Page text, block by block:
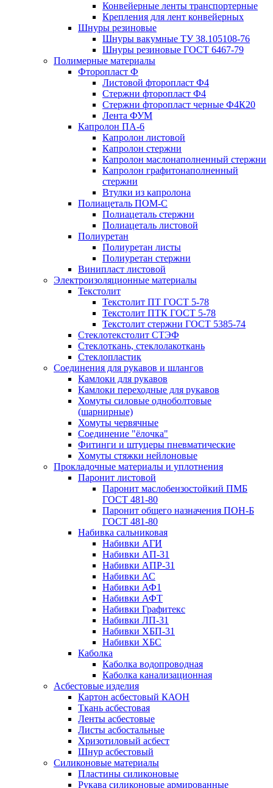
Конвейерные ленты транспортерные
Крепления для лент конвейерных
Шнуры резиновые
Шнуры вакумные ТУ 38.105108-76
Шнуры резиновые ГОСТ 6467-79
Полимерные материалы
Фторопласт Ф
Листовой фторопласт Ф4
Стержни фторопласт Ф4
Стержни фторопласт черные Ф4К20
Лента ФУМ
Капролон ПА-6
Капролон листовой
Капролон стержни
Капролон маслонаполненный стержни
Капролон графитонаполненный
стержни
Втулки из капролона
Полиацеталь ПОМ-С
Полиацеталь стержни
Полиацеталь листовой
Полиуретан
Полиуретан листы
Полиуретан стержни
Винипласт листовой
Электроизоляционные материалы
Текстолит
Текстолит ПТ ГОСТ 5-78
Текстолит ПТК ГОСТ 5-78
Текстолит стержни ГОСТ 5385-74
Стеклотекстолит СТЭФ
Стеклоткань, стеклолакоткань
Стеклопластик
Соединения для рукавов и шлангов
Камлоки для рукавов
Камлоки переходные для рукавов
Хомуты силовые одноболтовые
(шарнирные)
Хомуты червячные
Соединение "ёлочка"
Фитинги и штуцеры пневматические
Хомуты стяжки нейлоновые
Прокладочные материалы и уплотнения
Паронит листовой
Паронит маслобензостойкий ПМБ
ГОСТ 481-80
Паронит общего назначения ПОН-Б
ГОСТ 481-80
Набивка сальниковая
Набивки АГИ
Набивки АП-31
Набивки АПР-31
Набивки АС
Набивки АФ1
Набивки АФТ
Набивки Графитекс
Набивки ЛП-31
Набивки ХБП-31
Набивки ХБС
Каболка
Каболка водопроводная
Каболка канализационная
Асбестовые изделия
Картон асбестовый КАОН
Ткань асбестовая
Ленты асбестовые
Листы асбостальные
Хризотиловый асбеcт
Шнур асбестовый
Силиконовые материалы
Пластины силиконовые
Рукава силиконовые армированные